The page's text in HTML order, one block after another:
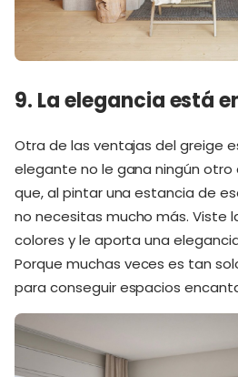
9. La elegancia está
Otra de las ventajas del greige
elegante no le gana ningún otro
que, al pintar una estancia de
no necesitas mucho más. Viste
colores y le aporta una
Porque muchas veces es tan
para conseguir espacios